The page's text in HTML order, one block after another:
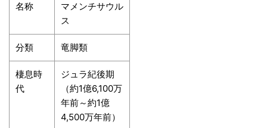
名称
マメンチサウル
ス
分類 竜脚類
棲息時
代
ジュラ紀後期
（約1億6,100万
年前～約1億
4,500万年前）